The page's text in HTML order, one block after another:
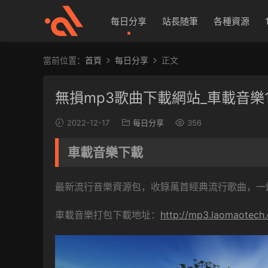
每日分享 站長随筆 各種資源
當前位置： 首頁 每日分享 正文
無損mp3歌曲下載網站_車載音
2022-12-17 每日分享 356
車載音樂下載
最新流行音樂資源包，收錄萬首經典流行歌曲，
車載音樂打包下載地址： http://